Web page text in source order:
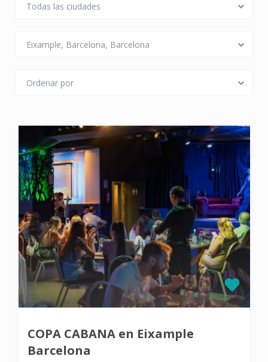
Todas las ciudades
Eixample, Barcelona, Barcelona
Ordenar por
COPA CABANA en Eixample
Barcelona